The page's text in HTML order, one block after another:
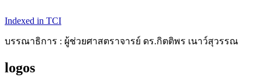
Indexed in TCI
บรรณาธิการ : ผู้ช่วยศาสตราจารย์ ดร.กิตติพร เนาว์สุวรรณ
logos